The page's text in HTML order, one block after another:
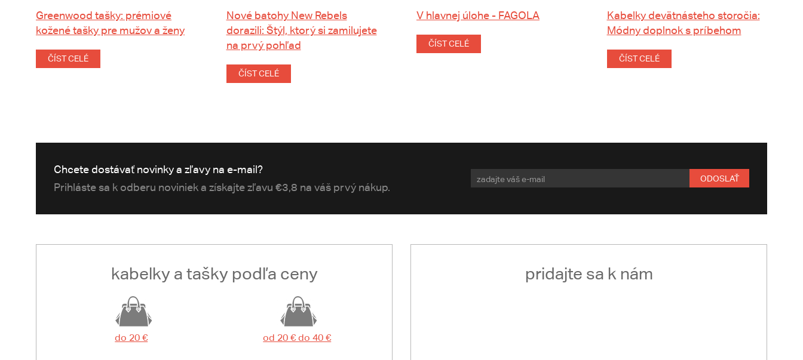
Greenwood tašky: prémiové
kožené tašky pre mužov a ženy
ČÍST CELÉ
Nové batohy New Rebels
dorazili: Štýl, ktorý si zamilujete
na prvý pohľad
ČÍST CELÉ
V hlavnej úlohe - FAGOLA
ČÍST CELÉ
Kabelky devätnásteho storočia:
Módny doplnok s príbehom
ČÍST CELÉ
Chcete dostávať novinky a zľavy na e-mail?
Prihláste sa k odberu noviniek a získajte zľavu €3,8 na váš prvý nákup.
ODOSLAŤ
kabelky a tašky podľa ceny
do 20 € od 20 € do 40 €
pridajte sa k nám